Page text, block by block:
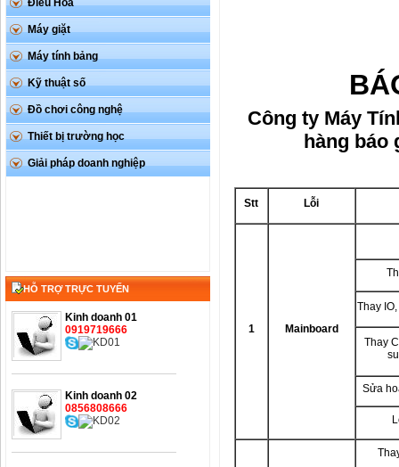
Điều Hoà
Máy giặt
Máy tính bảng
Kỹ thuật số
Đồ chơi công nghệ
Thiết bị trường học
Giải pháp doanh nghiệp
HỖ TRỢ TRỰC TUYẾN
Kinh doanh 01
0919719666
Kinh doanh 02
0856808666
Công ty Máy
hàng báo
Stt Lỗi
1 Mainboard
Thay
Thay
Sửa